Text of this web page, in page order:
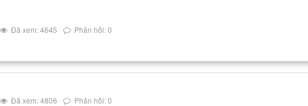
Đã xem: 4645 Phản hồi: 0
Đã xem: 4806 Phản hồi: 0